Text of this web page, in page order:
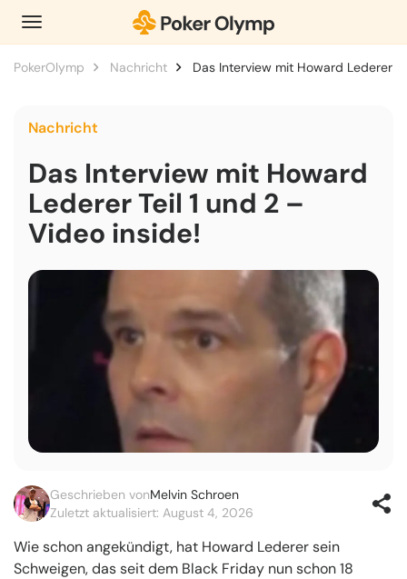
PokerOlymp Nachricht Das Interview mit Howard Lederer
Nachricht
Das Interview mit Howard
Lederer Teil 1 und 2 –
Video inside!
Geschrieben vonMelvin Schroen
Zuletzt aktualisiert: August 4, 2026
Wie schon angekündigt, hat Howard Lederer sein
Schweigen, das seit dem Black Friday nun schon 18